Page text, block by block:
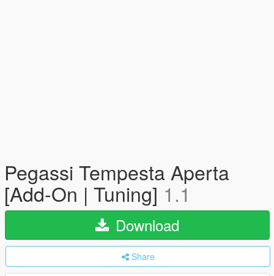
Pegassi Tempesta Aperta
[Add-On | Tuning] 1.1
Download
Share